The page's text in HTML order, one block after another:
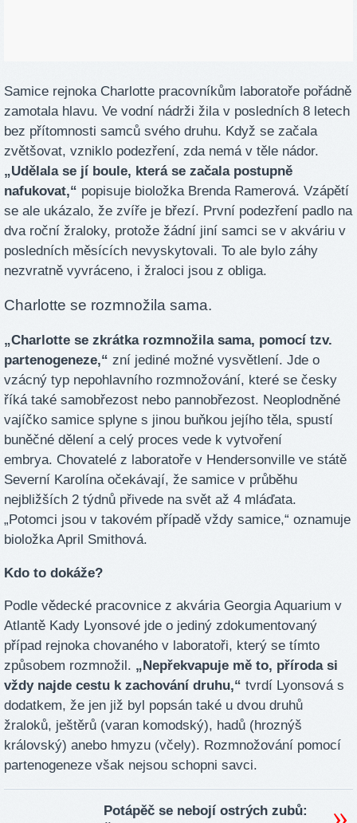
Samice rejnoka Charlotte pracovníkům laboratoře pořádně
zamotala hlavu. Ve vodní nádrži žila v posledních 8 letech
bez přítomnosti samců svého druhu. Když se začala
zvětšovat, vzniklo podezření, zda nemá v těle nádor.
„Udělala se jí boule, která se začala postupně
nafukovat,“ popisuje bioložka Brenda Ramerová. Vzápětí
se ale ukázalo, že zvíře je březí. První podezření padlo na
dva roční žraloky, protože žádní jiní samci se v akváriu v
posledních měsících nevyskytovali. To ale bylo záhy
nezvratně vyvráceno, i žraloci jsou z obliga.
Charlotte se rozmnožila sama.
„Charlotte se zkrátka rozmnožila sama, pomocí tzv.
partenogeneze,“ zní jediné možné vysvětlení. Jde o
vzácný typ nepohlavního rozmnožování, které se česky
říká také samobřezost nebo pannobřezost. Neoplodněné
vajíčko samice splyne s jinou buňkou jejího těla, spustí
buněčné dělení a celý proces vede k vytvoření
embrya. Chovatelé z laboratoře v Hendersonville ve státě
Severní Karolína očekávají, že samice v průběhu
nejbližších 2 týdnů přivede na svět až 4 mláďata.
„Potomci jsou v takovém případě vždy samice,“ oznamuje
bioložka April Smithová.
Kdo to dokáže?
Podle vědecké pracovnice z akvária Georgia Aquarium v
Atlantě Kady Lyonsové jde o jediný zdokumentovaný
případ rejnoka chovaného v laboratoři, který se tímto
způsobem rozmnožil. „Nepřekvapuje mě to, příroda si
vždy najde cestu k zachování druhu,“ tvrdí Lyonsová s
dodatkem, že jen již byl popsán také u dvou druhů
žraloků, ještěrů (varan komodský), hadů (hroznýš
královský) anebo hmyzu (včely). Rozmnožování pomocí
partenogeneze však nejsou schopni savci.
Potápěč se nebojí ostrých zubů: